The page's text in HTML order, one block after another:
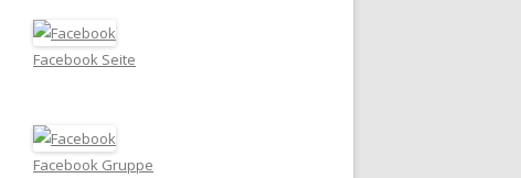
Facebook Seite
Facebook Gruppe